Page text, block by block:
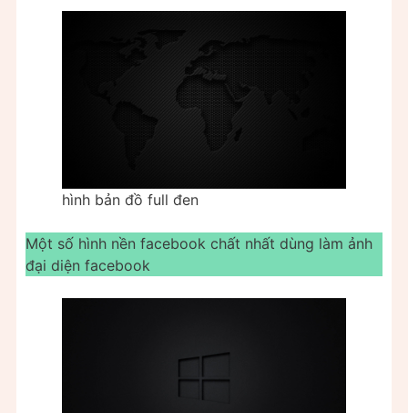
hình bản đồ full đen
Một số hình nền facebook chất nhất dùng làm ảnh
đại diện facebook